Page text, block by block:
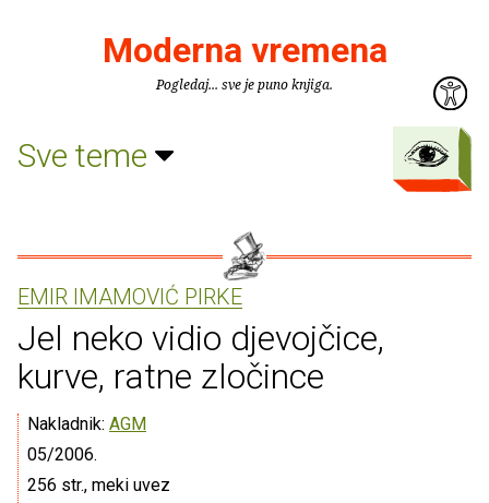
Moderna vremena
Pogledaj... sve je puno knjiga.
Sve teme
EMIR IMAMOVIĆ PIRKE
Jel neko vidio djevojčice,
kurve, ratne zločince
Nakladnik: AGM
05/2006.
256 str., meki uvez